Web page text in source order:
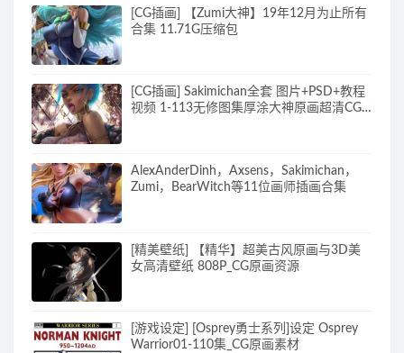
[CG插画] 【Zumi大神】19年12月为止所有
合集 11.71G压缩包
[CG插画] Sakimichan全套 图片+PSD+教程
视频 1-113无修图集厚涂大神原画超清CG
AlexAnderDinh，Axsens，Sakimichan，
Zumi，BearWitch等11位画师插画合集
[精美壁纸] 【精华】超美古风原画与3D美
女高清壁纸 808P_CG原画资源
[游戏设定] [Osprey勇士系列]设定 Osprey
Warrior01-110集_CG原画素材